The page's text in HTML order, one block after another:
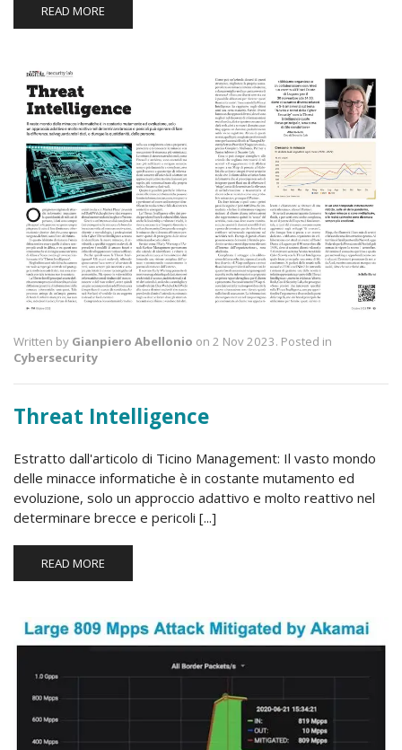
READ MORE
Written by Gianpiero Abellonio on 2 Nov 2023. Posted in
Cybersecurity
Threat Intelligence
Estratto dall'articolo di Ticino Management: Il vasto mondo
delle minacce informatiche è in costante mutamento ed
evoluzione, solo un approccio adattivo e molto reattivo nel
determinare brecce e pericoli [...]
READ MORE